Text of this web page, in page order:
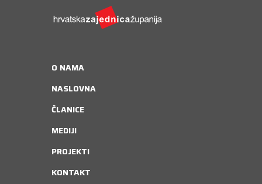
O NAMA
NASLOVNA
ČLANICE
MEDIJI
PROJEKTI
KONTAKT